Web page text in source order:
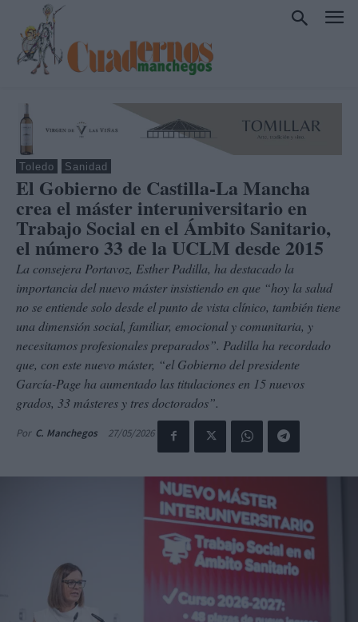
Toledo Sanidad
El Gobierno de Castilla-La Mancha
crea el máster interuniversitario en
Trabajo Social en el Ámbito Sanitario,
el número 33 de la UCLM desde 2015
La consejera Portavoz, Esther Padilla, ha destacado la
importancia del nuevo máster insistiendo en que “hoy la salud
no se entiende solo desde el punto de vista clínico, también tiene
una dimensión social, familiar, emocional y comunitaria, y
necesitamos profesionales preparados”. Padilla ha recordado
que, con este nuevo máster, “el Gobierno del presidente
García-Page ha aumentado las titulaciones en 15 nuevos
grados, 33 másteres y tres doctorados”.
Por C. Manchegos 27/05/2026